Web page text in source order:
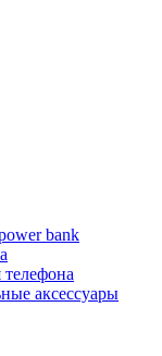
bank
телефона
аксессуары